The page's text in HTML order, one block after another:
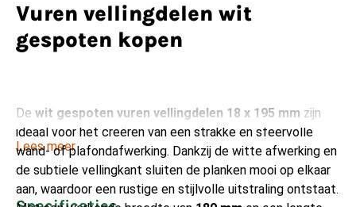
Vuren vellingdelen wit
gespoten kopen
De wit gespoten vuren vellingdelen 18 x 195 mm zijn
ideaal voor het creëren van een strakke en sfeervolle
wand- of plafondafwerking. Dankzij de witte afwerking en
de subtiele vellingkant sluiten de planken mooi op elkaar
aan, waardoor een rustige en stijlvolle uitstraling ontstaat.
Lees meer